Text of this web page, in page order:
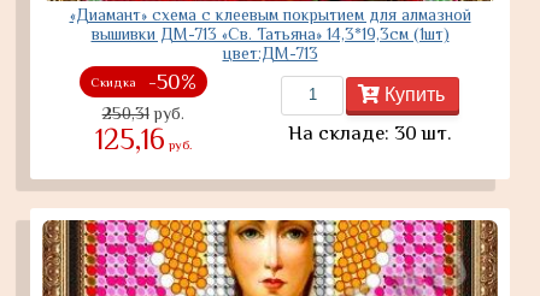
«Диамант» схема с клеевым покрытием для алмазной
вышивки ДМ-713 «Св. Татьяна» 14,3*19,3см (1шт)
цвет:ДМ-713
Скидка -50%
250,31руб.
125,16 руб.
Купить
На складе: 30 шт.